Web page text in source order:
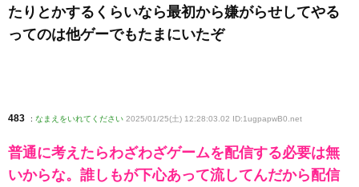
たりとかするくらいなら最初から嫌がらせしてやる
ってのは他ゲーでもたまにいたぞ
483 : なまえをいれてください 2025/01/25(土) 12:28:03.02 ID:1ugpapwB0.net
普通に考えたらわざわざゲームを配信する必要は無
いからな。誰しもが下心あって流してんだから配信